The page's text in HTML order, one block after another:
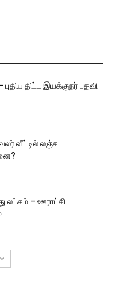
திட்ட இயக்குநர் பதவி
வீட்டில் லஞ்ச
லட்சம் – ஊராட்சி